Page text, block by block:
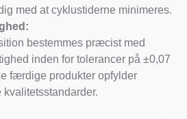
med at cyklustiderne minimeres.
bestemmes præcist med
inden for tolerancer på ±0,07
færdige produkter opfylder